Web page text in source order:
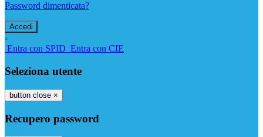
Password dimenticata?
-
Entra con SPID Entra con CIE
Seleziona utente
button close ×
Recupero password